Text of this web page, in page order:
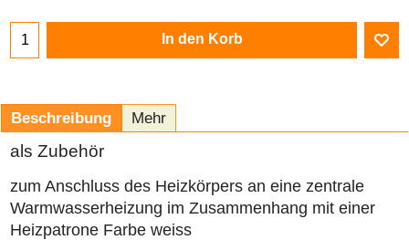
In den Korb
Beschreibung Mehr
als Zubehör
zum Anschluss des Heizkörpers an eine zentrale
Warmwasserheizung im Zusammenhang mit einer
Heizpatrone Farbe weiss